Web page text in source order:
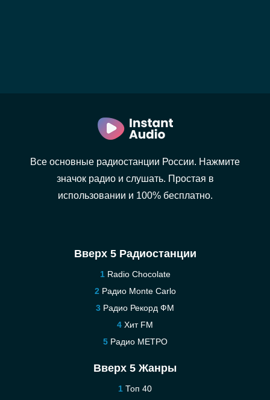
Все основные радиостанции России. Нажмите
значок радио и слушать. Простая в
использовании и 100% бесплатно.
Вверх 5 Радиостанции
Radio Chocolate
Радио Monte Carlo
Радио Рекорд ФМ
Хит FM
Радио МЕТРО
Вверх 5 Жанры
Топ 40